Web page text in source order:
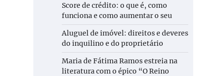
Score de crédito: o que é, como
funciona e como aumentar o seu
Aluguel de imóvel: direitos e deveres
do inquilino e do proprietário
Maria de Fátima Ramos estreia na
literatura com o épico “O Reino